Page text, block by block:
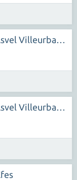
Le Mans Sarthe Basket - Asvel Villeurbanne
Le Mans Sarthe Basket - Asvel Villeurbanne